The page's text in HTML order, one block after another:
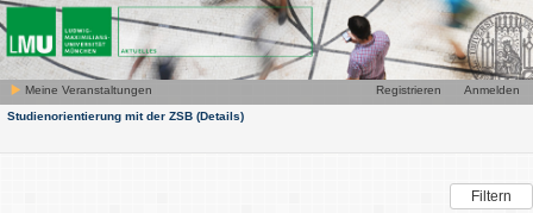
Meine Veranstaltungen Anmelden
Registrieren
Studienorientierung mit der ZSB (Details)
Filtern